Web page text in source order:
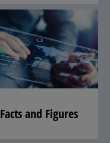
Facts and Figures